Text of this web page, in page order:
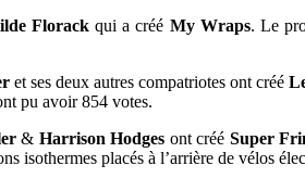
Florack qui a créé My Wraps. Le
et ses deux autres compatriotes ont créé
pu avoir 854 votes.
& Harrison Hodges ont créé Super
isothermes placés à l’arrière de vélos